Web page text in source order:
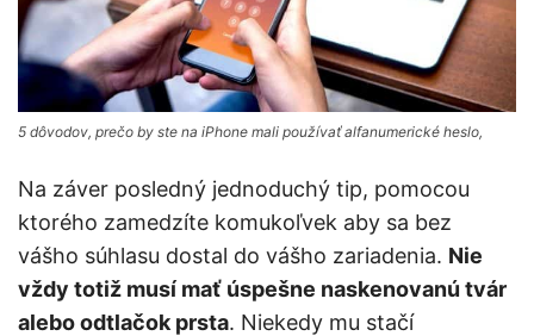
5 dôvodov, prečo by ste na iPhone mali používať alfanumerické heslo,
Na záver posledný jednoduchý tip, pomocou
ktorého zamedzíte komukoľvek aby sa bez
vášho súhlasu dostal do vášho zariadenia. Nie
vždy totiž musí mať úspešne naskenovanú tvár
alebo odtlačok prsta. Niekedy mu stačí